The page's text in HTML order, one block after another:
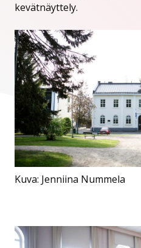
kevätnäyttely.
Kuva: Jenniina Nummela